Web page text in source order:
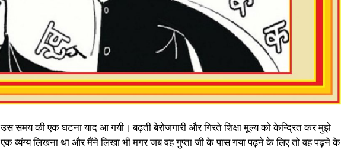
उस समय की एक घटना याद आ गयी। बढ़ती बेरोजगारी और गिरते शिक्षा मूल्य को केन्द्रित कर मुझे
एक व्यंग्य लिखना था और मैंने लिखा भी मगर जब वह गुप्ता जी के पास गया पढ़ने के लिए तो वह पढ़ने के